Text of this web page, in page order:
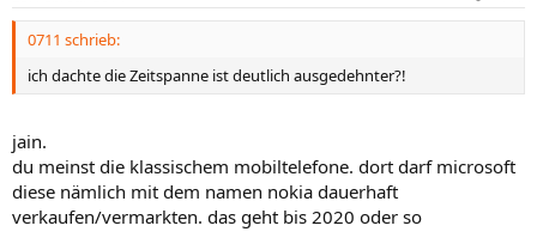
0711 schrieb:
ich dachte die Zeitspanne ist deutlich ausgedehnter?!
jain.
du meinst die klassischem mobiltelefone. dort darf microsoft
diese nämlich mit dem namen nokia dauerhaft
verkaufen/vermarkten. das geht bis 2020 oder so